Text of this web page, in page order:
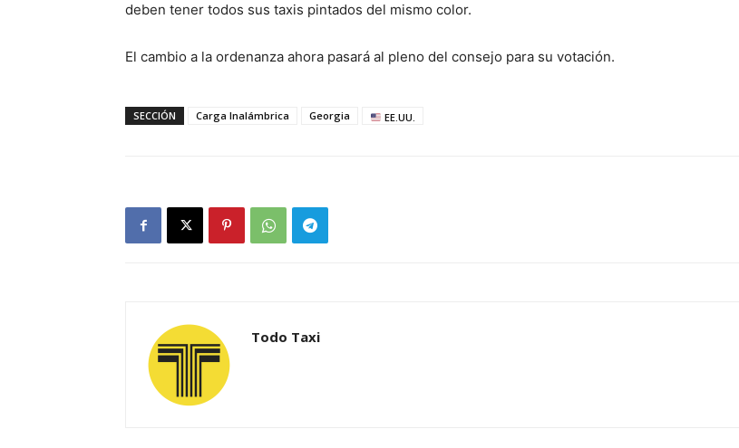
deben tener todos sus taxis pintados del mismo color.
El cambio a la ordenanza ahora pasará al pleno del consejo para su votación.
SECCIÓN Carga Inalámbrica Georgia EE.UU.
Todo Taxi